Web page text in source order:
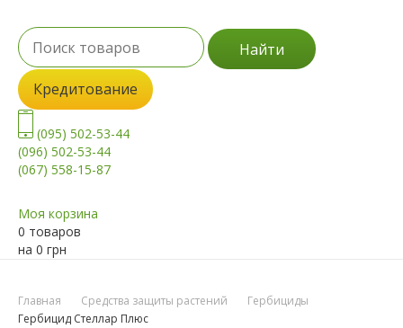
Найти
Кредитование
(095) 502-53-44
(096) 502-53-44
(067) 558-15-87
Моя корзина
0 товаров
на 0 грн
Главная Средства защиты растений
Гербициды
Гербицид Стеллар Плюс